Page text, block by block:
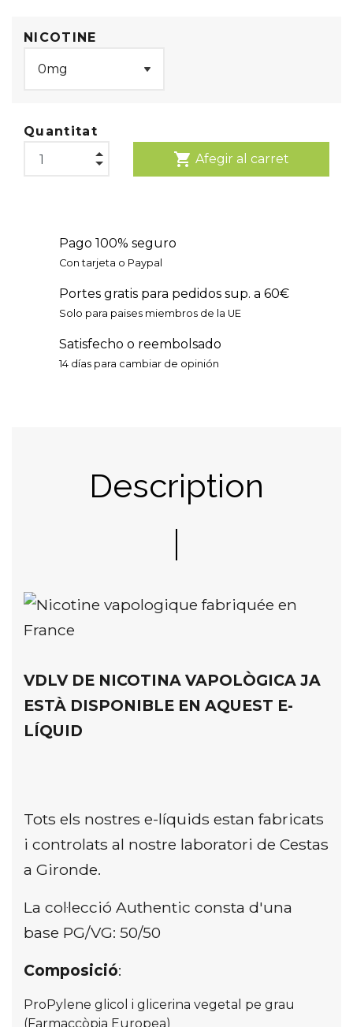
NICOTINE
Quantitat
shopping_cart Afegir al carret
Pago 100% seguro
Con tarjeta o Paypal
Portes gratis para pedidos sup. a 60€
Solo para paises miembros de la UE
Satisfecho o reembolsado
14 días para cambiar de opinión
Description
VDLV DE NICOTINA VAPOLÒGICA JA
ESTÀ DISPONIBLE EN AQUEST E-
LÍQUID
Tots els nostres e-líquids estan fabricats
i controlats al nostre laboratori de Cestas
a Gironde.
La col·lecció Authentic consta d'una
base PG/VG: 50/50
Composició:
ProPylene glicol i glicerina vegetal pe grau
(Farmaccòpia Europea)